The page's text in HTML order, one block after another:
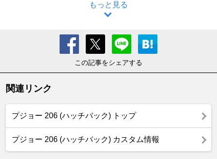
もっと見る
この記事をシェアする
関連リンク
プジョー 206 (ハッチバック) トップ
プジョー 206 (ハッチバック) カスタム情報